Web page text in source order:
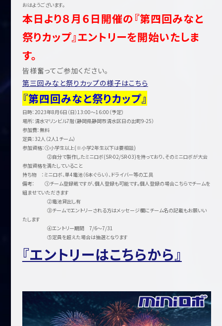
おはようございます。
本日より８月６日開催の『第四回みなと
祭りカップ』エントリーを開始いたしま
す。
皆様奮ってご参加ください。
第三回みなと祭りカップの様子はこちら
『第四回みなと祭りカップ』
日時：2023年8月6日（日）13:00～16:00（予定）
場所：清水マリンビル7階（静岡県静岡市清水区日の出町9-25）
参加費：無料
定員：32人（2人1チーム）
参加資格：①小学生以上(※小学2年生以下は要相談)
②自分で製作したミニロボ(SR-02/SR-03)を持っており、そのミニロボが大会
参加資格を満たしていること
持ち物 ：ミニロボ、単4電池（6本ぐらい）、ドライバー等の工具
備考： ①チーム登録戦ですが、個人登録も可能です。個人登録の場合こちらでチームを
組ませていただきます
②電池貸出し有
③チームでエントリーされる方はメッセージ欄にチーム名の記載もお願いい
たします
④エントリー期間 7/6～7/31
⑤定員を超えた場合は抽選となります
『エントリーはこちらから』